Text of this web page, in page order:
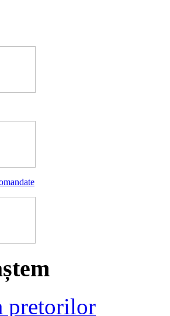
pretorilor